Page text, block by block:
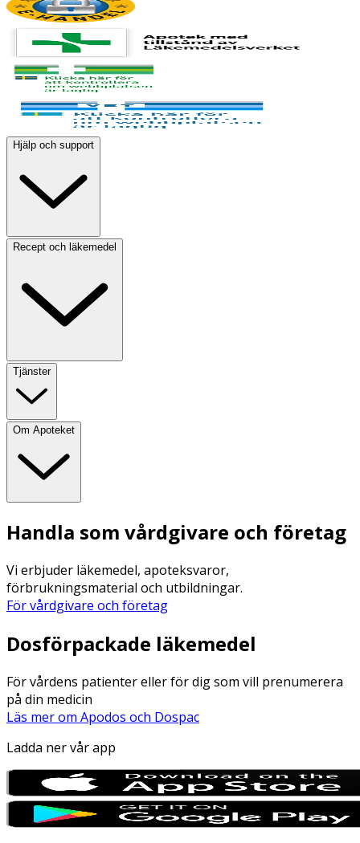
Hjälp och support
Recept och läkemedel
Tjänster
Om Apoteket
Handla som vårdgivare och företag
Vi erbjuder läkemedel, apoteksvaror,
förbrukningsmaterial och utbildningar.
För vårdgivare och företag
Dosförpackade läkemedel
För vårdens patienter eller för dig som vill prenumerera
på din medicin
Läs mer om Apodos och Dospac
Ladda ner vår app